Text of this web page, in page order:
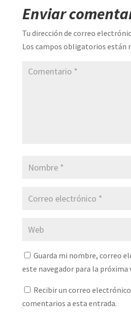
Enviar
Tu dirección de correo
Los campos obligatorios están
Guarda mi nombre, correo
este navegador para la próxima
Recibir un correo
comentarios a esta entrada.